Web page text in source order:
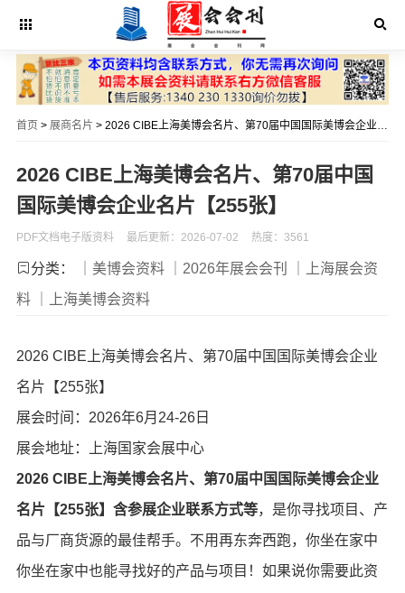
首页 > 展商名片 > 2026 CIBE上海美博会名片、第70届中国国际美博会企业名片【255张】
2026 CIBE上海美博会名片、第70届中国
国际美博会企业名片【255张】
PDF文档电子版资料 最后更新：2026-07-02 热度：3561
分类： ｜美博会资料 ｜2026年展会会刊
｜上海展会资
料
｜上海美博会资料
2026 CIBE上海美博会名片、第70届中国国际美博会企业
名片【255张】
展会时间：2026年6月24-26日
展会地址：上海国家会展中心
2026 CIBE上海美博会名片、第70届中国国际美博会企业
名片【255张】含参展企业联系方式等，是你寻找项目、产
品与厂商货源的最佳帮手。不用再东奔西跑，你坐在家中
你坐在家中也能寻找好的产品与项目！如果说你需要此资